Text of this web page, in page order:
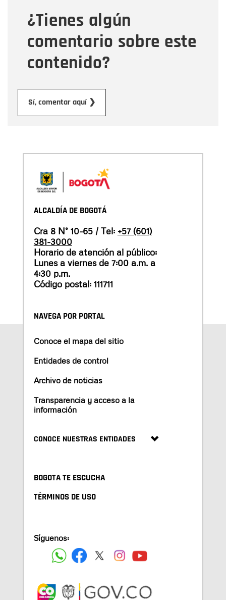
¿Tienes algún
comentario sobre este
contenido?
Sí, comentar aquí ❯
Mensaje
ALCALDÍA DE BOGOTÁ
Cra 8 N° 10-65 / Tel: +57 (601)
381-3000
Horario de atención al público:
Lunes a viernes de 7:00 a.m. a
4:30 p.m.
Código postal: 111711
NAVEGA POR PORTAL
Conoce el mapa del sitio
Entidades de control
Archivo de noticias
Transparencia y acceso a la
información
CONOCE NUESTRAS ENTIDADES
BOGOTA TE ESCUCHA
TÉRMINOS DE USO
Síguenos: